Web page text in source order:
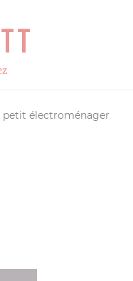
petit électroménager